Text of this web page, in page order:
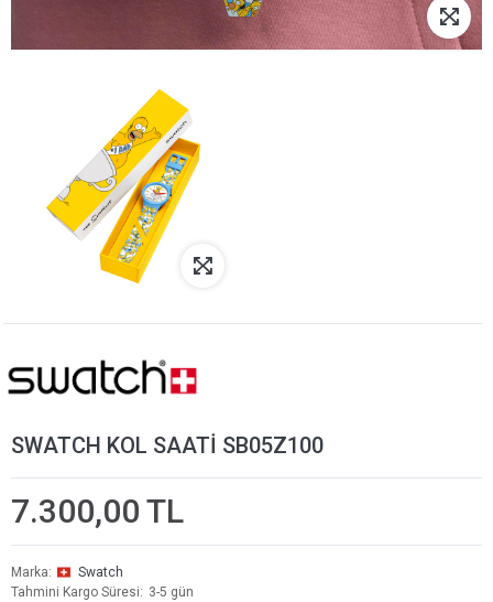
SWATCH KOL SAATİ SB05Z100
7.300,00 TL
Marka
Swatch
Tahmini Kargo Süresi
3-5 gün